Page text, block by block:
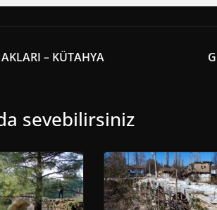
– KÜTAHYA
sevebilirsiniz